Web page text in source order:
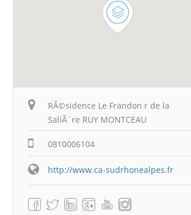
RÃ©sidence Le Frandon r de la
SaliÃ¨re RUY MONTCEAU
0810006104
http://www.ca-sudrhonealpes.fr